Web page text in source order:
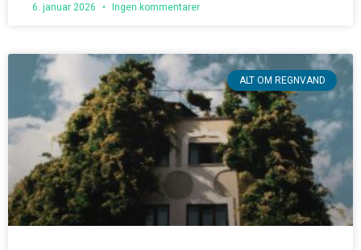
6. januar 2026 Ingen kommentarer
ALT OM REGNVAND